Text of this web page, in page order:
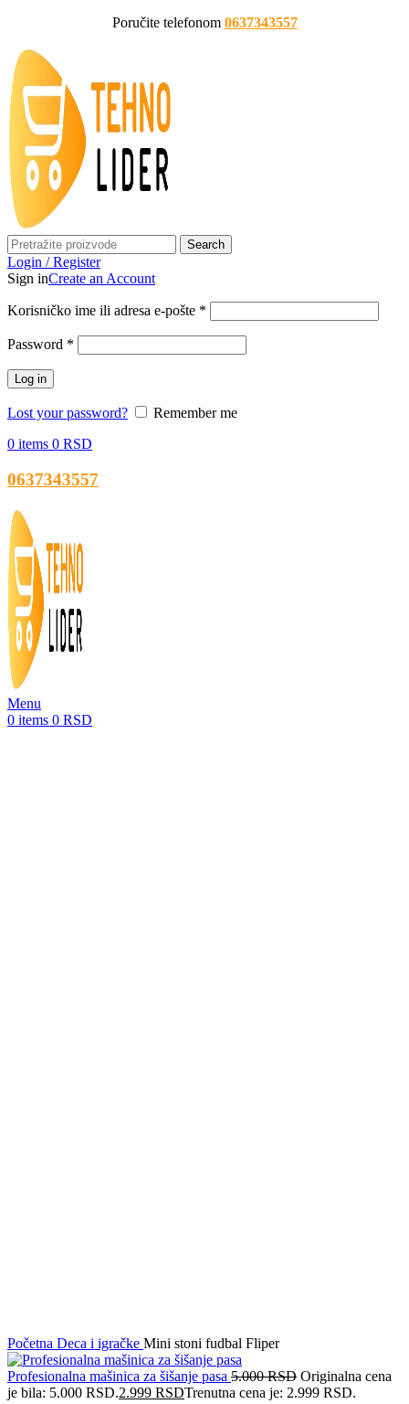
Poručite telefonom 0637343557
Search
Login / Register
Sign inCreate an Account
Korisničko ime ili adresa e-pošte *
Password *
Log in
Lost your password?
Remember me
0 items 0 RSD
0637343557
Menu
0 items 0 RSD
Početna Deca i igračke Mini stoni fudbal Fliper
Profesionalna mašinica za šišanje pasa 5.000RSD Originalna cena
je bila: 5.000 RSD.2.999 RSDTrenutna cena je: 2.999 RSD.